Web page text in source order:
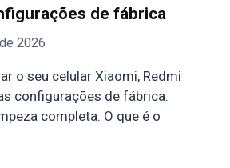
de fábrica
2026
o seu celular Xiaomi, Redmi
configurações de fábrica.
completa. O que é o